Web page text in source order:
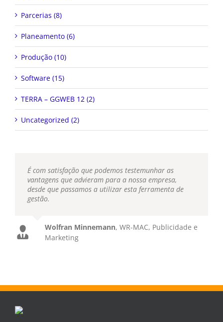
Parcerias (8)
Planeamento (6)
Produção (10)
Software (15)
TERRA – GGWEB 12 (2)
Uncategorized (2)
É com satisfação que podemos testemunhar as
vantagens que advieram para a nossa empresa,
desde que passamos a utilizar esta ferramenta de
gestão.
Wolfran Minnemann, WR-MAC, Publicidade e
Marketing